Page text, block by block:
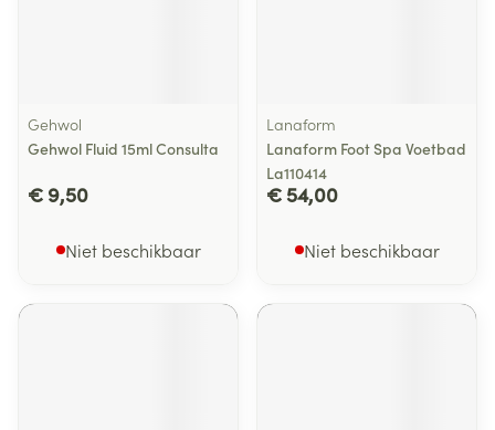
Gehwol
Gehwol Fluid 15ml Consulta
€ 9,50
Niet beschikbaar
Lanaform
Lanaform Foot Spa Voetbad
La110414
€ 54,00
Niet beschikbaar